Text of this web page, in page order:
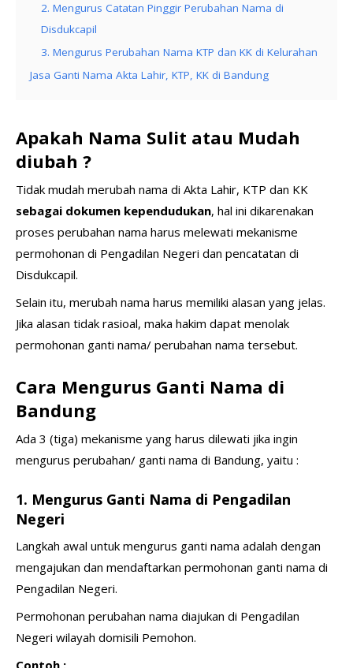
2. Mengurus Catatan Pinggir Perubahan Nama di
Disdukcapil
3. Mengurus Perubahan Nama KTP dan KK di Kelurahan
Jasa Ganti Nama Akta Lahir, KTP, KK di Bandung
Apakah Nama Sulit atau Mudah
diubah ?
Tidak mudah merubah nama di Akta Lahir, KTP dan KK
sebagai dokumen kependudukan, hal ini dikarenakan
proses perubahan nama harus melewati mekanisme
permohonan di Pengadilan Negeri dan pencatatan di
Disdukcapil.
Selain itu, merubah nama harus memiliki alasan yang jelas.
Jika alasan tidak rasioal, maka hakim dapat menolak
permohonan ganti nama/ perubahan nama tersebut.
Cara Mengurus Ganti Nama di
Bandung
Ada 3 (tiga) mekanisme yang harus dilewati jika ingin
mengurus perubahan/ ganti nama di Bandung, yaitu :
1. Mengurus Ganti Nama di Pengadilan
Negeri
Langkah awal untuk mengurus ganti nama adalah dengan
mengajukan dan mendaftarkan permohonan ganti nama di
Pengadilan Negeri.
Permohonan perubahan nama diajukan di Pengadilan
Negeri wilayah domisili Pemohon.